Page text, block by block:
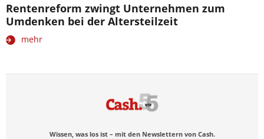
Rentenreform zwingt Unternehmen zum
Umdenken bei der Altersteilzeit
mehr
Wissen, was los ist – mit den Newslettern von Cash.